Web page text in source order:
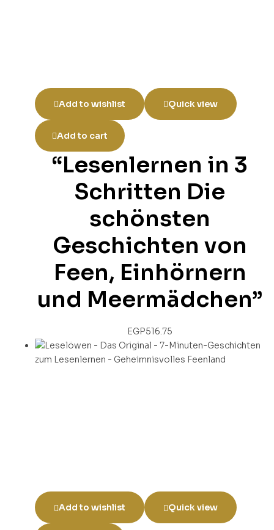
Add to wishlist Quick view
Add to cart
“Lesenlernen in 3
Schritten Die
schönsten
Geschichten von
Feen, Einhörnern
und Meermädchen”
EGP516.75
Add to wishlist Quick view